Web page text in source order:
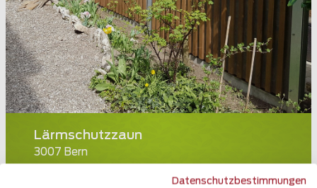
Lärmschutzzaun
3007 Bern
Teilen
Datenschutzbestimmungen